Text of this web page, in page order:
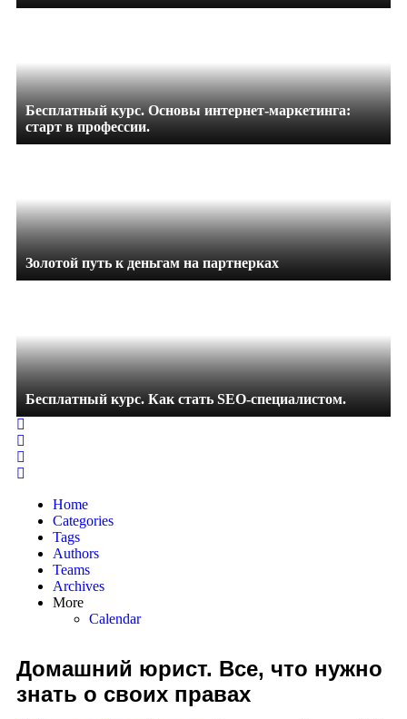
Бесплатный курс. Основы интернет-маркетинга:
старт в профессии.
Золотой путь к деньгам на партнерках
Бесплатный курс. Как стать SEO‑специалистом.
Home
Categories
Tags
Authors
Teams
Archives
More
Calendar
Домашний юрист. Все, что нужно
знать о своих правах